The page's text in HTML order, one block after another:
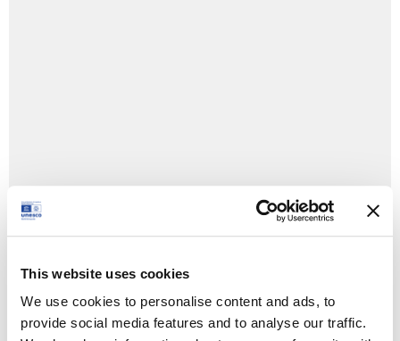
This website uses cookies
We use cookies to personalise content and ads, to
provide social media features and to analyse our traffic.
+ Google Calendar + Ical Export
Tipologia: